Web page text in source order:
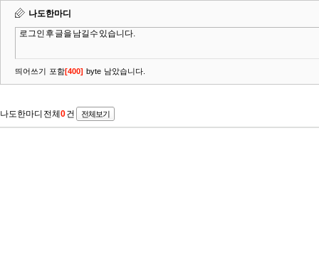
나도한마디
띄어쓰기 포함[400] byte 남았습니다.
나도한마디 전체 0건 전체보기